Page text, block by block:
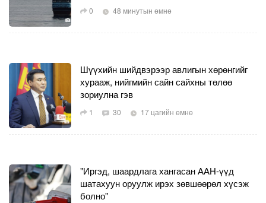
0 48 минутын өмнө
Шүүхийн шийдвэрээр авлигын хөрөнгийг
хурааж, нийгмийн сайн сайхны төлөө
зориулна гэв
1 30 17 цагийн өмнө
"Иргэд, шаардлага хангасан ААН-үүд
шатахуун оруулж ирэх зөвшөөрөл хүсэж
болно"